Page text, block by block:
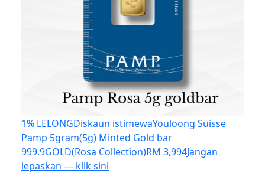
1% LELONGDiskaun istimewaYouloong Suisse
Pamp 5gram(5g) Minted Gold bar
999.9GOLD(Rosa Collection)RM 3,994Jangan
lepaskan — klik sini